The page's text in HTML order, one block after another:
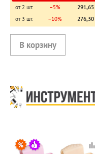
от 2 шт.
−5%
291,65
от 3 шт.
−10% 276,30